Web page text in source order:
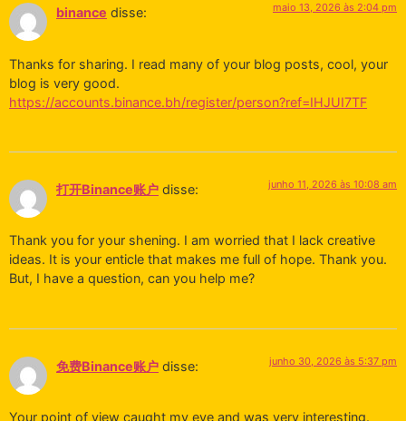
binance disse: maio 13, 2026 às 2:04 pm
Thanks for sharing. I read many of your blog posts, cool, your
blog is very good.
https://accounts.binance.bh/register/person?ref=IHJUI7TF
打开Binance账户 disse: junho 11, 2026 às 10:08 am
Thank you for your shening. I am worried that I lack creative
ideas. It is your enticle that makes me full of hope. Thank you.
But, I have a question, can you help me?
免费Binance账户 disse: junho 30, 2026 às 5:37 pm
Your point of view caught my eye and was very interesting.